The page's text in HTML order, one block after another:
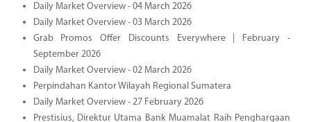
Daily Market Overview - 04 March 2026
Daily Market Overview - 03 March 2026
Grab Promos Offer Discounts Everywhere | February -
September 2026
Daily Market Overview - 02 March 2026
Perpindahan Kantor Wilayah Regional Sumatera
Daily Market Overview - 27 February 2026
Prestisius, Direktur Utama Bank Muamalat Raih Penghargaan